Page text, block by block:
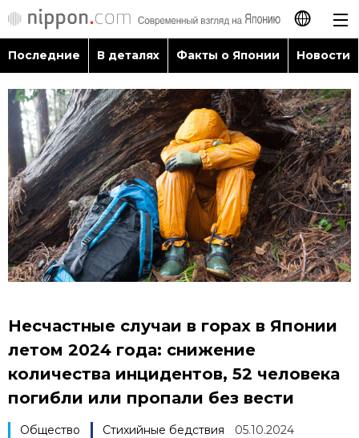
日本語
English
简体字
繁體字
Français
Español
Последние
В деталях
Факты о Японии
Путеводитель по Японии
Фото/Видео
Разделы
Последние В деталях Факты о Японии Новости
Несчастные случаи в горах в Японии
летом 2024 года: снижение
количества инцидентов, 52 человека
погибли или пропали без вести
Общество Стихийные бедствия 05.10.2024